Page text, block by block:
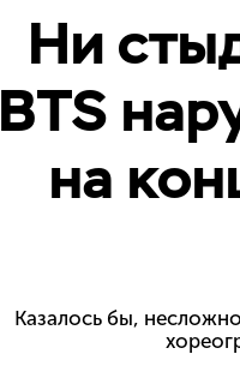
Ни
BTS
на
Казалось бы,